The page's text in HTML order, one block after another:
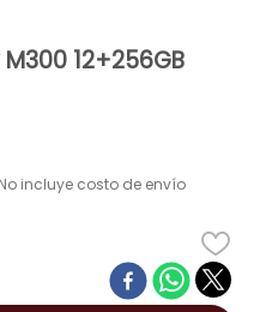
12+256GB
incluye costo de envío